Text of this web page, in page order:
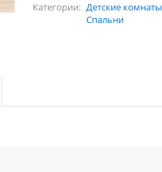
Категории: Детские комнаты
Спальни